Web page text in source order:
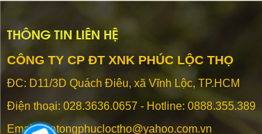
THÔNG TIN LIÊN HỆ
CÔNG TY CP ĐT XNK PHÚC LỘC THỌ
ĐC: D11/3D Quách Điêu, xã Vĩnh Lộc, TP.HCM
Điện thoại: 028.3636.0657 - Hotline: 0888.355.389
Email: matongphucloctho@yahoo.com.vn